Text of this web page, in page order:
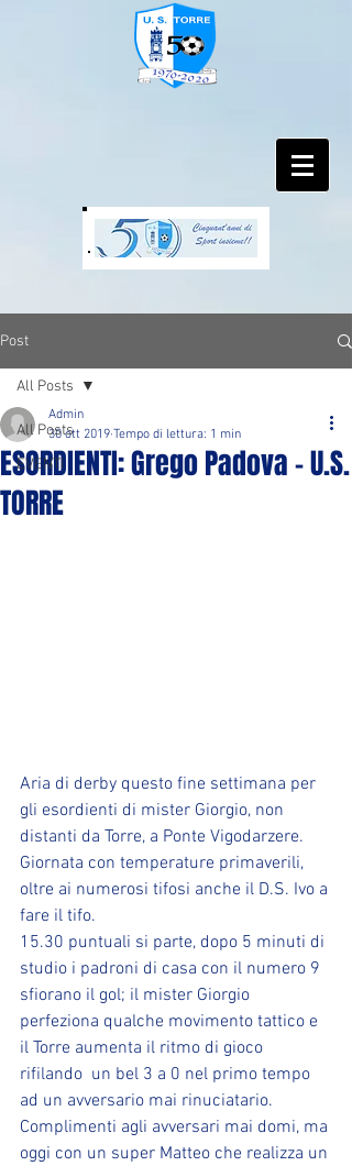
Post
All Posts
EVENTI
All Posts
ESORDIENTI: Grego Padova - U.S.
TORRE
Admin
30 ott 2019 Tempo di lettura: 1 min
Aria di derby questo fine settimana per
gli esordienti di mister Giorgio, non
distanti da Torre, a Ponte Vigodarzere.
Giornata con temperature primaverili,
oltre ai numerosi tifosi anche il D.S. Ivo a
fare il tifo.
15.30 puntuali si parte, dopo 5 minuti di
studio i padroni di casa con il numero 9
sfiorano il gol; il mister Giorgio
perfeziona qualche movimento tattico e
il Torre aumenta il ritmo di gioco
rifilando  un bel 3 a 0 nel primo tempo
ad un avversario mai rinuciatario.
Complimenti agli avversari mai domi, ma
oggi con un super Matteo che realizza un